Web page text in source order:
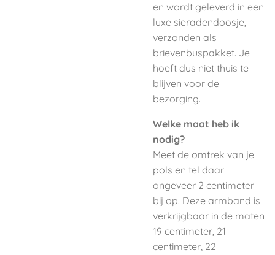
en wordt geleverd in een
luxe sieradendoosje,
verzonden als
brievenbuspakket. Je
hoeft dus niet thuis te
blijven voor de
bezorging.
Welke maat heb ik
nodig?
Meet de omtrek van je
pols en tel daar
ongeveer 2 centimeter
bij op. Deze armband is
verkrijgbaar in de maten
19 centimeter, 21
centimeter, 22